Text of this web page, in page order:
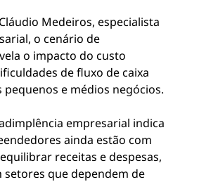
Medeiros, especialista
o cenário de
o impacto do custo
de fluxo de caixa
e médios negócios.
empresarial indica
ainda estão com
receitas e despesas,
setores que dependem de